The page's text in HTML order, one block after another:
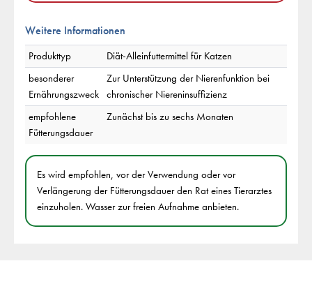
Weitere Informationen
Produkttyp
Diät-Alleinfuttermittel für Katzen
besonderer
Ernährungszweck
Zur Unterstützung der Nierenfunktion bei
chronischer Niereninsuffizienz
empfohlene
Fütterungsdauer
Zunächst bis zu sechs Monaten
Es wird empfohlen, vor der Verwendung oder vor
Verlängerung der Fütterungsdauer den Rat eines Tierarztes
einzuholen. Wasser zur freien Aufnahme anbieten.